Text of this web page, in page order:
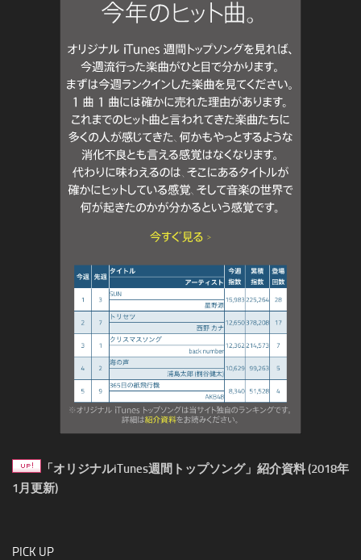
「オリジナルiTunes週間トップソング」紹介資料 (2018年
1月更新)
PICK UP